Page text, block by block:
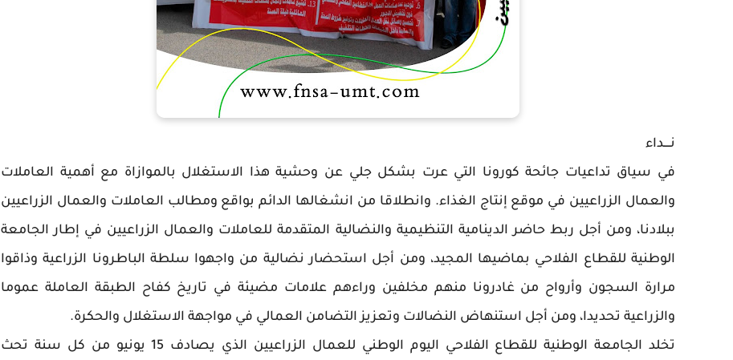
نــــداء
في سياق تداعيات جائحة كورونا التي عرت بشكل جلي عن وحشية هذا الاستغلال بالموازاة مع أهمية العاملات
والعمال الزراعيين في موقع إنتاج الغذاء. وانطلاقا من انشغالها الدائم بواقع ومطالب العاملات والعمال الزراعيين
ببلادنا، ومن أجل ربط حاضر الدينامية التنظيمية والنضالية المتقدمة للعاملات والعمال الزراعيين في إطار الجامعة
الوطنية للقطاع الفلاحي بماضيها المجيد، ومن أجل استحضار نضالية من واجهوا سلطة الباطرونا الزراعية وذاقوا
مرارة السجون وأرواح من غادرونا منهم مخلفين وراءهم علامات مضيئة في تاريخ كفاح الطبقة العاملة عموما
والزراعية تحديدا، ومن أجل استنهاض النضالات وتعزيز التضامن العمالي في مواجهة الاستغلال والحكرة.
تخلد الجامعة الوطنية للقطاع الفلاحي اليوم الوطني للعمال الزراعيين الذي يصادف 15 يونيو من كل سنة تحث